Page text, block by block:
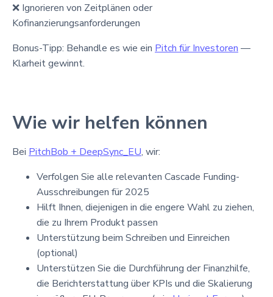
❌ Ignorieren von Zeitplänen oder
Kofinanzierungsanforderungen
Bonus-Tipp: Behandle es wie ein Pitch für Investoren —
Klarheit gewinnt.
Wie wir helfen können
Bei PitchBob + DeepSync_EU, wir:
Verfolgen Sie alle relevanten Cascade Funding-
Ausschreibungen für 2025
Hilft Ihnen, diejenigen in die engere Wahl zu ziehen,
die zu Ihrem Produkt passen
Unterstützung beim Schreiben und Einreichen
(optional)
Unterstützen Sie die Durchführung der Finanzhilfe,
die Berichterstattung über KPIs und die Skalierung